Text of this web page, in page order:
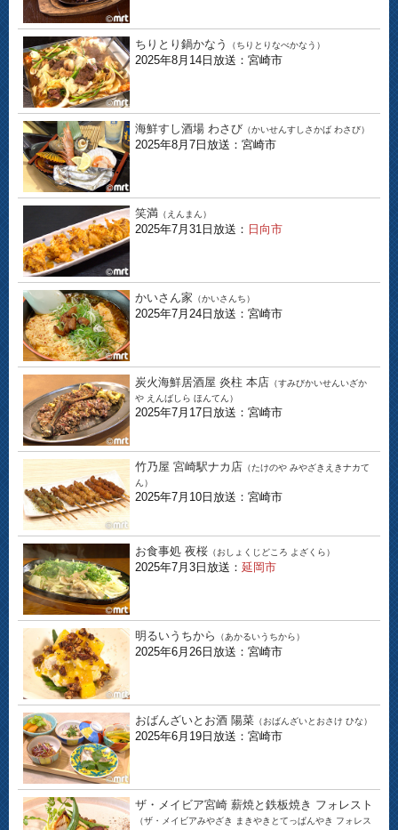
ちりとり鍋かなう （ちりとりなべかなう）
2025年8月14日放送：宮崎市
海鮮すし酒場 わさび （かいせんすしさかば わさび）
2025年8月7日放送：宮崎市
笑満 （えんまん）
2025年7月31日放送： 日向市
かいさん家 （かいさんち）
2025年7月24日放送：宮崎市
炭火海鮮居酒屋 炎柱 本店 （すみびかいせんいざか
や えんばしら ほんてん）
2025年7月17日放送：宮崎市
竹乃屋 宮崎駅ナカ店 （たけのや みやざきえきナカて
ん）
2025年7月10日放送：宮崎市
お食事処 夜桜 （おしょくじどころ よざくら）
2025年7月3日放送： 延岡市
明るいうちから （あかるいうちから）
2025年6月26日放送：宮崎市
おばんざいとお酒 陽菜 （おばんざいとおさけ ひな）
2025年6月19日放送：宮崎市
ザ・メイビア宮崎 薪焼と鉄板焼き フォレスト
（ザ・メイビアみやざき まきやきとてっぱんやき フォレス